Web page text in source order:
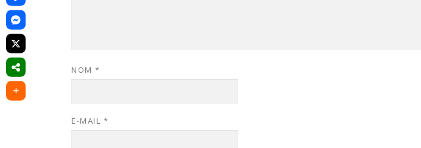
NOM *
E-MAIL *